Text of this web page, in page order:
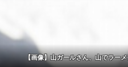
【画像】山ガールさん、山でラー